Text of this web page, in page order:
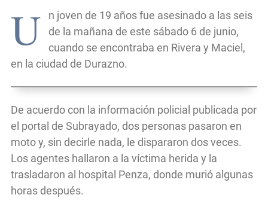
U
n joven de 19 años fue asesinado a las seis
de la mañana de este sábado 6 de junio,
cuando se encontraba en Rivera y Maciel,
en la ciudad de Durazno.
De acuerdo con la información policial publicada por
el portal de Subrayado, dos personas pasaron en
moto y, sin decirle nada, le dispararon dos veces.
Los agentes hallaron a la víctima herida y la
trasladaron al hospital Penza, donde murió algunas
horas después.